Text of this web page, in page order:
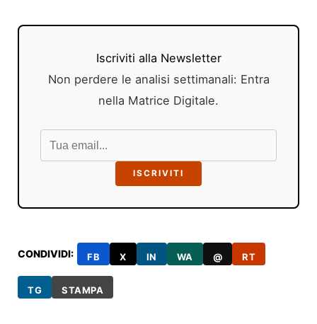
Iscriviti alla Newsletter
Non perdere le analisi settimanali: Entra
nella Matrice Digitale.
ISCRIVITI
CONDIVIDI: FB X IN WA @ RT
TG STAMPA